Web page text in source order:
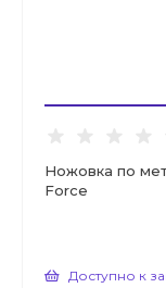
Ножовка по
Force
Доступно к